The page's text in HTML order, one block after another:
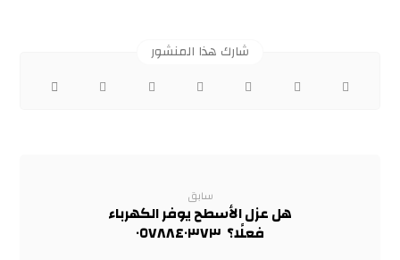
سابق
هل عزل الأسطح يوفر الكهرباء
فعلًا؟ ٠٥٧٨٨٤٠٣٧٣